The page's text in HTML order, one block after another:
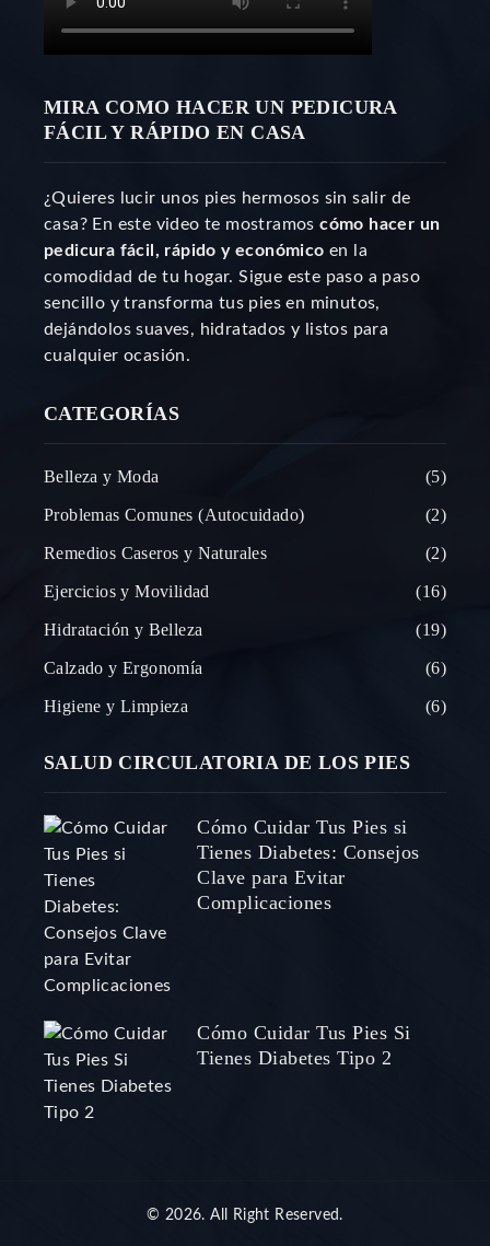
MIRA COMO HACER UN PEDICURA
FÁCIL Y RÁPIDO EN CASA
¿Quieres lucir unos pies hermosos sin salir de
casa? En este video te mostramoscómo hacer un
pedicura fácil, rápido y económico en la
comodidad de tu hogar. Sigue este paso a paso
sencillo y transforma tus pies en minutos,
dejándolos suaves, hidratados y listos para
cualquier ocasión.
CATEGORÍAS
Belleza y Moda 5
Problemas Comunes (Autocuidado) 2
Remedios Caseros y Naturales 2
Ejercicios y Movilidad 16
Hidratación y Belleza 19
Calzado y Ergonomía 6
Higiene y Limpieza 6
SALUD CIRCULATORIA DE LOS PIES
Cómo Cuidar Tus Pies si
Tienes Diabetes: Consejos
Clave para Evitar
Complicaciones
Cómo Cuidar Tus Pies Si
Tienes Diabetes Tipo 2
© 2026. All Right Reserved.